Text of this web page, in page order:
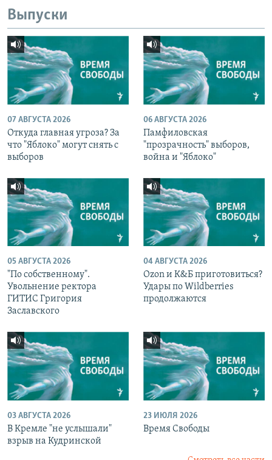
Выпуски
07 АВГУСТА 2026
Откуда главная угроза? За
что "Яблоко" могут снять с
выборов
06 АВГУСТА 2026
Памфиловская
"прозрачность" выборов,
война и "Яблоко"
05 АВГУСТА 2026
"По собственному".
Увольнение ректора
ГИТИС Григория
Заславского
04 АВГУСТА 2026
Ozon и К&Б приготовиться?
Удары по Wildberries
продолжаются
03 АВГУСТА 2026
В Кремле "не услышали"
взрыв на Кудринской
23 ИЮЛЯ 2026
Время Свободы